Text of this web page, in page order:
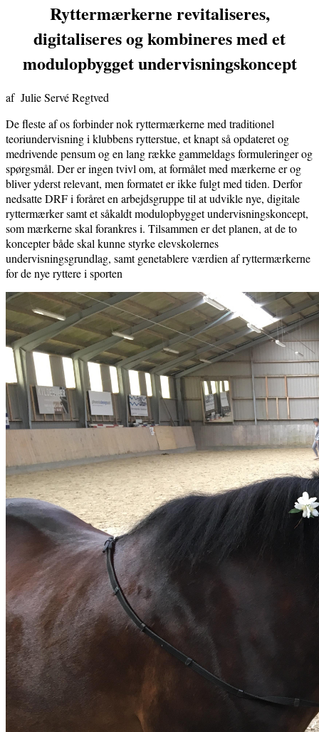
Ryttermærkerne revitaliseres,
digitaliseres og kombineres med et
modulopbygget undervisningskoncept
af Julie Servé Regtved
De fleste af os forbinder nok ryttermærkerne med traditionel
teoriundervisning i klubbens rytterstue, et knapt så opdateret og
medrivende pensum og en lang række gammeldags formuleringer og
spørgsmål. Der er ingen tvivl om, at formålet med mærkerne er og
bliver yderst relevant, men formatet er ikke fulgt med tiden. Derfor
nedsatte DRF i foråret en arbejdsgruppe til at udvikle nye, digitale
ryttermærker samt et såkaldt modulopbygget undervisningskoncept,
som mærkerne skal forankres i. Tilsammen er det planen, at de to
koncepter både skal kunne styrke elevskolernes
undervisningsgrundlag, samt genetablere værdien af ryttermærkerne
for de nye ryttere i sporten